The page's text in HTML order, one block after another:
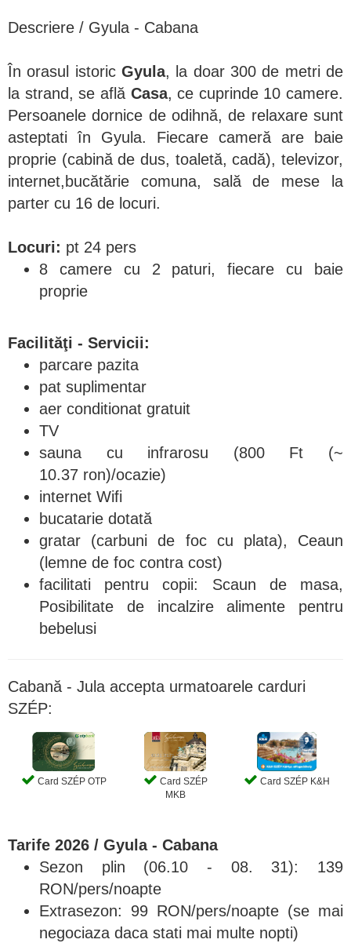
Descriere / Gyula - Cabana
În orasul istoric Gyula, la doar 300 de metri de
la strand, se află Casa, ce cuprinde 10 camere.
Persoanele dornice de odihnă, de relaxare sunt
asteptati în Gyula. Fiecare cameră are baie
proprie (cabină de dus, toaletă, cadă), televizor,
internet,bucătărie comuna, sală de mese la
parter cu 16 de locuri.
Locuri: pt 24 pers
8 camere cu 2 paturi, fiecare cu baie
proprie
Facilităţi - Servicii:
parcare pazita
pat suplimentar
aer conditionat gratuit
TV
sauna cu infrarosu (800 Ft (~
10.37 ron)/ocazie)
internet Wifi
bucatarie dotată
gratar (carbuni de foc cu plata), Ceaun
(lemne de foc contra cost)
facilitati pentru copii: Scaun de masa,
Posibilitate de incalzire alimente pentru
bebelusi
Cabană - Jula accepta urmatoarele carduri
SZÉP:
Card SZÉP OTP
Card SZÉP
MKB
Card SZÉP K&H
Tarife 2026 / Gyula - Cabana
Sezon plin (06.10 - 08. 31): 139
RON/pers/noapte
Extrasezon: 99 RON/pers/noapte (se mai
negociaza daca stati mai multe nopti)